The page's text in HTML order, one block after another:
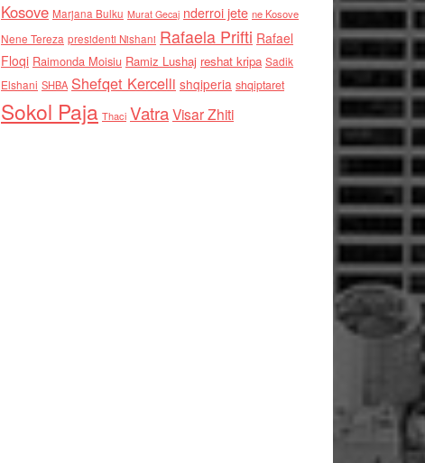
Kosove Marjana Bulku Murat Gecaj nderroi jete ne Kosove
Nene Tereza presidenti Nishani Rafaela Prifti Rafael
Floqi Raimonda Moisiu Ramiz Lushaj reshat kripa Sadik
Elshani SHBA Shefqet Kercelli shqiperia shqiptaret
Sokol Paja Thaci VatraVisar Zhiti